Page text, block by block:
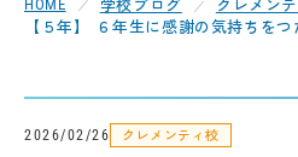
チャンギ校 CHANGI
HOME
【５年】 ６年生に感謝の気持ちをつ
2026/02/26 クレメンティ校